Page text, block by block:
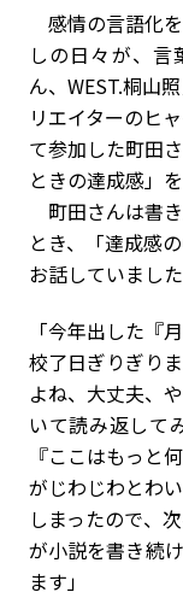
感情の言語化
しの日々が、言
ん、WEST.桐山
リエイターのヒ
て参加した町田
ときの達成感」
町田さんは書
とき、「達成感
お話していました
「今年出した『
校了日ぎりぎり
よね、大丈夫、
いて読み返して
『ここはもっと
がじわじわとわ
しまったので、
が小説を書き続
ます」